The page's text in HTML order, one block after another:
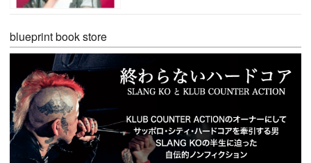
blueprint book store